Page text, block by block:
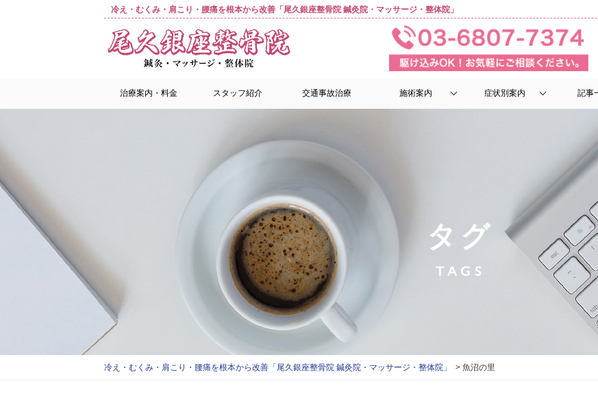
冷え・むくみ・肩こり・腰痛を根本から改善「尾久銀座整骨院 鍼灸院・マッサージ・整体院」
治療案内・料金 スタッフ紹介 交通事故治療 施術案内 症状別案内 記事
タグ
TAGS
冷え・むくみ・肩こり・腰痛を根本から改善「尾久銀座整骨院 鍼灸院・マッサージ・整体院」 魚沼の里